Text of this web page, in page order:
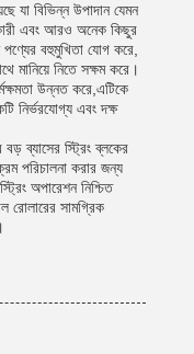
যা বিভিন্ন উপাদান যেমন
এবং আরও অনেক কিছুর
বহুমুখিতা যোগ করে,
মানিয়ে নিতে সক্ষম করে।
উন্নত করে,এটিকে
নির্ভরযোগ্য এবং দক্ষ
বড় ব্যাসের স্ট্রিং ব্লকের
পরিচালনা করার জন্য
অপারেশন নিশ্চিত
রোলারের সামগ্রিক